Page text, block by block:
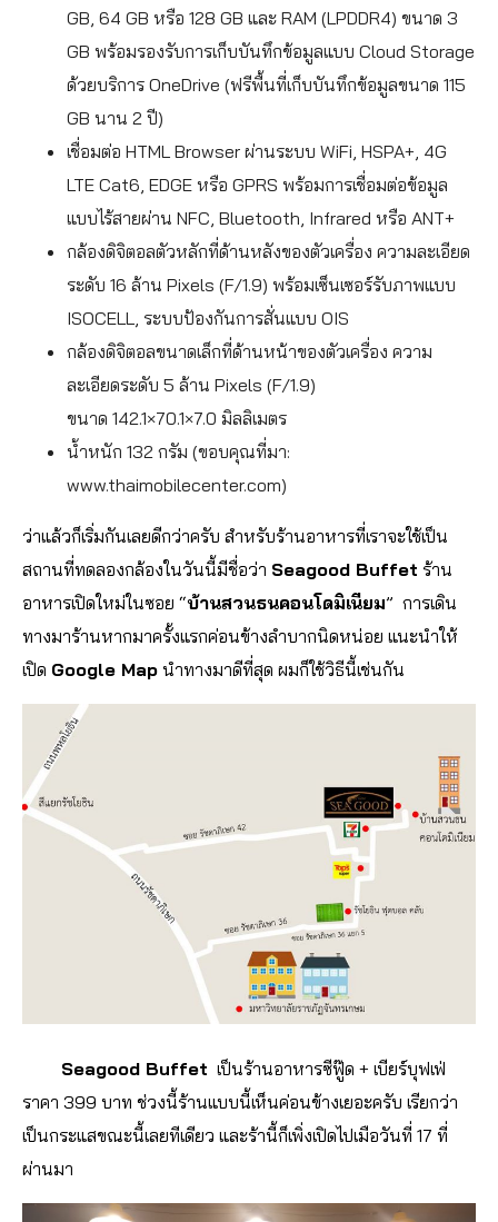
GB, 64 GB หรือ 128 GB และ RAM (LPDDR4) ขนาด 3
GB พร้อมรองรับการเก็บบันทึกข้อมูลแบบ Cloud Storage
ด้วยบริการ OneDrive (ฟรีพื้นที่เก็บบันทึกข้อมูลขนาด 115
GB นาน 2 ปี)
เชื่อมต่อ HTML Browser ผ่านระบบ WiFi, HSPA+, 4G
LTE Cat6, EDGE หรือ GPRS พร้อมการเชื่อมต่อข้อมูล
แบบไร้สายผ่าน NFC, Bluetooth, Infrared หรือ ANT+
กล้องดิจิตอลตัวหลักที่ด้านหลังของตัวเครื่อง ความละเอียด
ระดับ 16 ล้าน Pixels (F/1.9) พร้อมเซ็นเซอร์รับภาพแบบ
ISOCELL, ระบบป้องกันการสั่นแบบ OIS
กล้องดิจิตอลขนาดเล็กที่ด้านหน้าของตัวเครื่อง ความ
ละเอียดระดับ 5 ล้าน Pixels (F/1.9)
ขนาด 142.1×70.1×7.0 มิลลิเมตร
น้ำหนัก 132 กรัม (ขอบคุณที่มา:
www.thaimobilecenter.com)
ว่าแล้วก็เริ่มกันเลยดีกว่าครับ สำหรับร้านอาหารที่เราจะใช้เป็น
สถานที่ทดลองกล้องในวันนี้มีชื่อว่า Seagood Buffet ร้าน
อาหารเปิดใหม่ในซอย “บ้านสวนธนคอนโดมิเนียม” การเดิน
ทางมาร้านหากมาครั้งแรกค่อนข้างลำบากนิดหน่อย แนะนำให้
เปิด Google Map นำทางมาดีที่สุด ผมก็ใช้วิธีนี้เช่นกัน
Seagood Buffet เป็นร้านอาหารซีฟู๊ด + เบียร์บุฟเฟ่
ราคา 399 บาท ช่วงนี้ร้านแบบนี้เห็นค่อนข้างเยอะครับ เรียกว่า
เป็นกระแสขณะนี้เลยทีเดียว และร้านี้ก็เพิ่งเปิดไปเมือวันที่ 17 ที่
ผ่านมา